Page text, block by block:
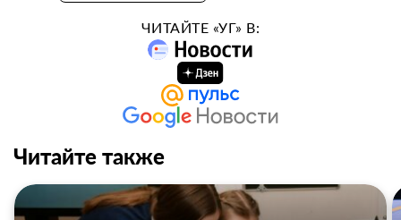
ЧИТАЙТЕ «УГ» В:
Читайте также